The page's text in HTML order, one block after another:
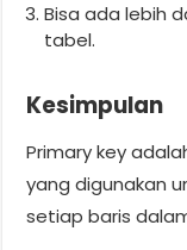
Bisa ada lebih
tabel.
Kesimpulan
Primary key
yang digunakan
setiap baris